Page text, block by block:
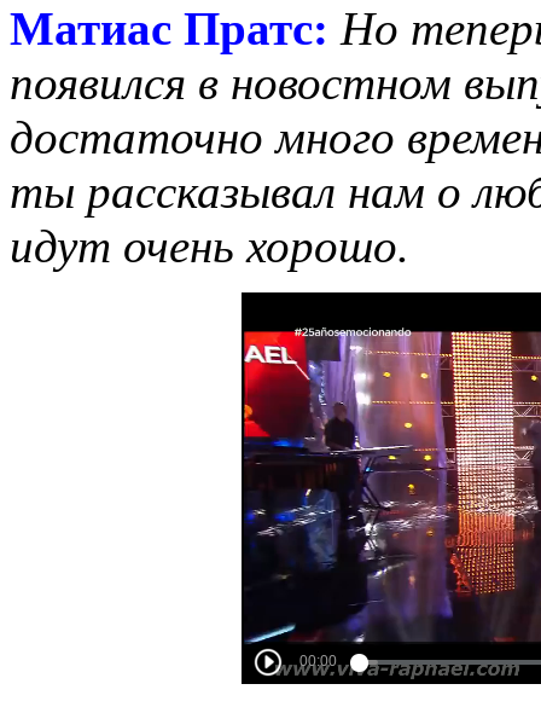
Матиас Пратс: Но
появился в новостном
достаточно много
ты рассказывал нам о
идут очень хорошо.